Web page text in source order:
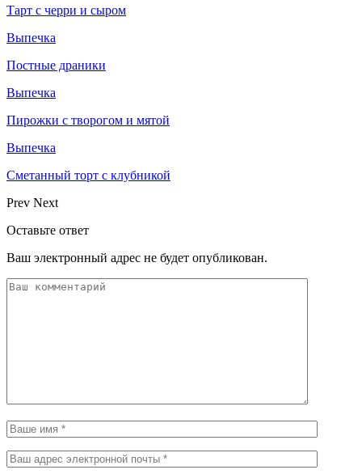
Тарт с черри и сыром
Выпечка
Постные драники
Выпечка
Пирожки с творогом и мятой
Выпечка
Сметанный торт с клубникой
Prev Next
Оставьте ответ
Ваш электронный адрес не будет опубликован.